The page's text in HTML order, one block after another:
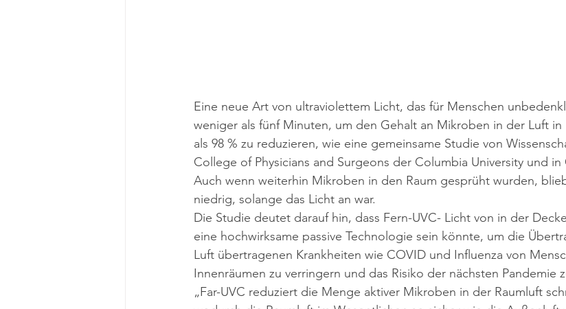
Eine neue Art von ultraviolettem Licht, das für Menschen
weniger als fünf Minuten, um den Gehalt an Mikroben in der Luft
als 98 % zu reduzieren, wie eine gemeinsame Studie von
College of Physicians and Surgeons der Columbia University und
Auch wenn weiterhin Mikroben in den Raum gesprüht wurden,
niedrig, solange das Licht an war.
Die Studie deutet darauf hin, dass Fern-UVC- Licht von in der
eine hochwirksame passive Technologie sein könnte, um die
Luft übertragenen Krankheiten wie COVID und Influenza von
Innenräumen zu verringern und das Risiko der nächsten Pandemie
„Far-UVC reduziert die Menge aktiver Mikroben in der Raumluft